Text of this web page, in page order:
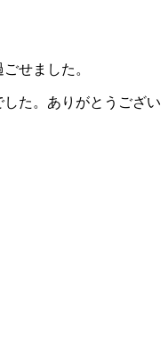
せました。
た。ありがとうござい